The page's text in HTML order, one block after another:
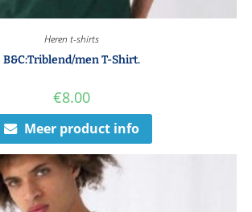
Heren t-shirts
B&C:Triblend/men T-Shirt.
€8.00
Meer product info